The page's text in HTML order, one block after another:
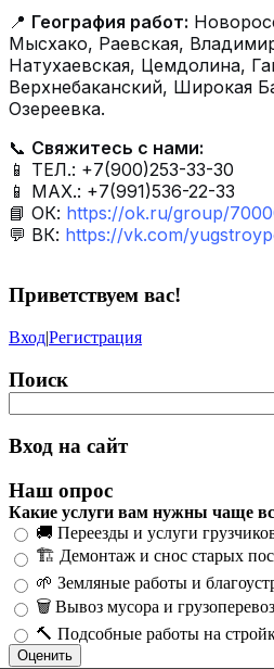
📍 География работ:
Мысхако, Раевская,
Натухаевская, Цемдолина,
Верхнебаканский, Широкая
Озереевка.
📞 Свяжитесь с нами:
📱 ТЕЛ.: +7(900)253-33-30
📱 МАХ.: +7(991)536-22-33
📘 ОК: https://ok.ru/group/
💬 ВК: https://vk.com/
Приветствуем вас!
Вход|Регистрация
Поиск
Вход на сайт
Наш опрос
Какие услуги вам нужны чаще
🚚 Переезды и услуги
🏗️ Демонтаж и снос старых
🌱 Земляные работы и
🗑️ Вывоз мусора и
🔨 Подсобные работы на